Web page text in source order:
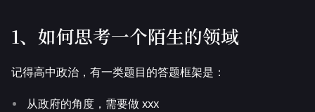
1、如何思考一个陌生的领域
记得高中政治，有一类题目的答题框架是：
从政府的角度，需要做 xxx